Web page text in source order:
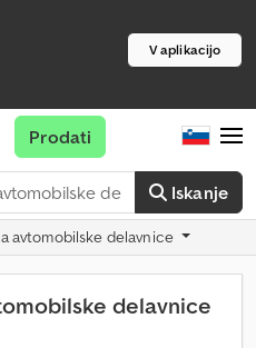
V aplikacijo
Iskanje
Prodati
avtomobilske delavnice
delavnice